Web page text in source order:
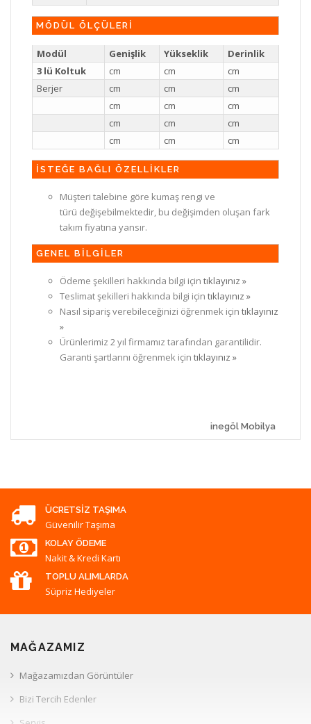
MÖDÜL ÖLÇÜLERİ
Modül Genişlik Yükseklik
Derinlik
3 lü Koltuk
cm cm
cm
Berjer
cm cm
cm
cm
cm
cm
cm
cm
cm
cm
cm cm
İSTEĞE BAĞLI ÖZELLİKLER
Müşteri talebine göre kumaş rengi ve
türü değişebilmektedir, bu değişimden oluşan fark
takım fiyatına yansır.
GENEL BİLGİLER
Ödeme şekilleri hakkında bilgi için tıklayınız »
Teslimat şekilleri hakkında bilgi için tıklayınız »
Nasıl sipariş verebileceğinizi öğrenmek için tıklayınız
»
Ürünlerimiz 2 yıl firmamız tarafından garantilidir.
Garanti şartlarını öğrenmek için tıklayınız »
inegöl Mobilya
ÜCRETSIZ TAŞIMA
Güvenilir Taşıma
KOLAY ÖDEME
Nakit & Kredi Kartı
TOPLU ALIMLARDA
Süpriz Hediyeler
MAĞAZAMIZ
Mağazamızdan Görüntüler
Bizi Tercih Edenler